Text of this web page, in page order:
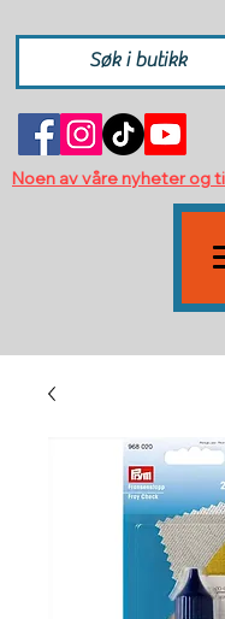
Noen av våre nyheter og